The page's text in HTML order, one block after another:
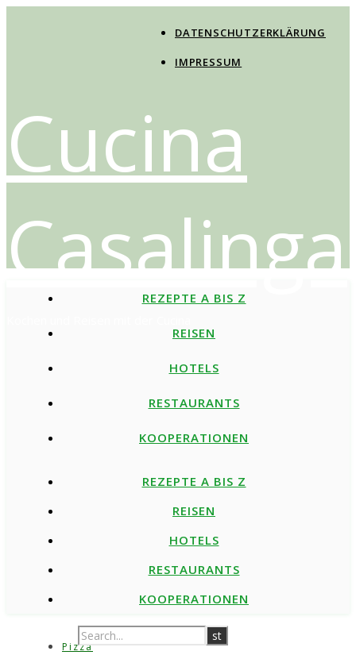
DATENSCHUTZERKLÄRUNG
IMPRESSUM
Cucina
Casalinga
REZEPTE A BIS Z
REISEN
HOTELS
RESTAURANTS
KOOPERATIONEN
REZEPTE A BIS Z
REISEN
HOTELS
RESTAURANTS
KOOPERATIONEN
Pizza